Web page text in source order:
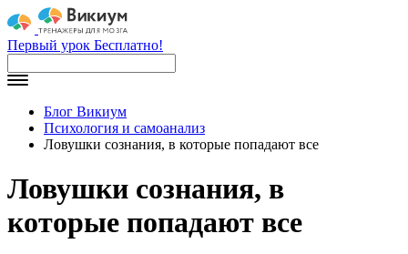
Первый урок Бесплатно!
Блог Викиум
Психология и самоанализ
Ловушки сознания, в которые попадают все
Ловушки сознания, в
которые попадают все